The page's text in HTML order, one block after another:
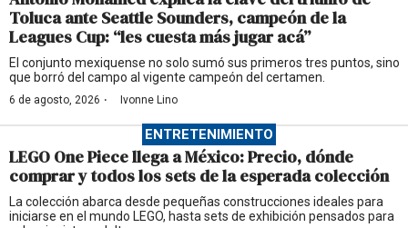
Toluca ante Seattle Sounders, campeón de la
Leagues Cup: “les cuesta más jugar acá”
El conjunto mexiquense no solo sumó sus primeros tres puntos, sino
que borró del campo al vigente campeón del certamen.
6 de agosto, 2026 · Ivonne Lino
ENTRETENIMIENTO
LEGO One Piece llega a México: Precio, dónde
comprar y todos los sets de la esperada colección
La colección abarca desde pequeñas construcciones ideales para
iniciarse en el mundo LEGO, hasta sets de exhibición pensados para